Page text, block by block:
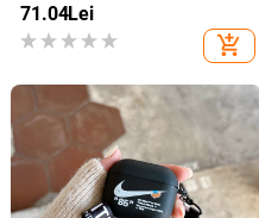
protecție din silicon 33W 10000mA,
antiderapantă pentru Power Bank
71.04Lei
add_shopping_cart